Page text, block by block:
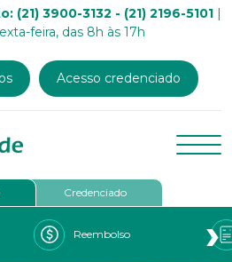
3900-3132 - (21) 2196-5101 |
feira, das 8h às 17h
Acesso credenciado
Credenciado
Reembolso ›